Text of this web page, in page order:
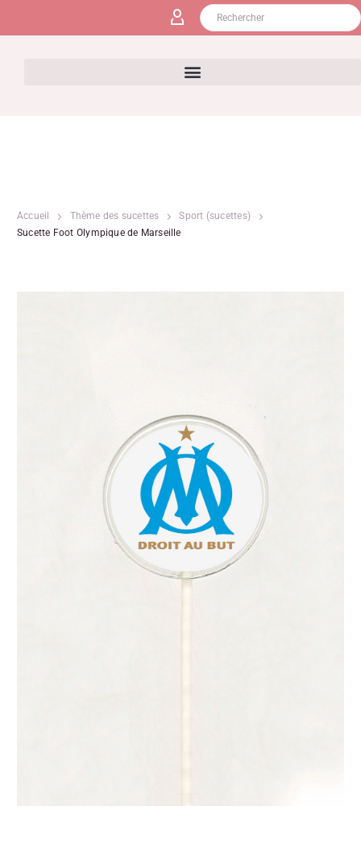
Accueil Thème des sucettes
Sport (sucettes)
Sucette Foot Olympique de Marseille